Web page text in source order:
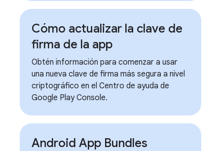
Cómo actualizar la clave de
firma de la app
Obtén información para comenzar a usar
una nueva clave de firma más segura a nivel
criptográfico en el Centro de ayuda de
Google Play Console.
Android App Bundles